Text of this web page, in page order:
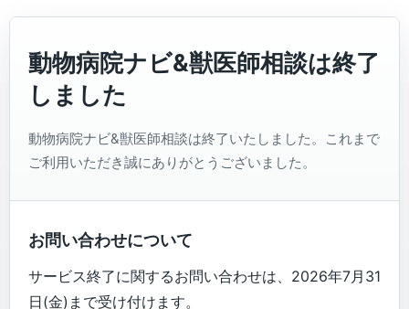
動物病院ナビ&獣医師相談は終了
しました
動物病院ナビ&獣医師相談は終了いたしました。これまで
ご利用いただき誠にありがとうございました。
お問い合わせについて
サービス終了に関するお問い合わせは、2026年7月31
日(金)まで受け付けます。